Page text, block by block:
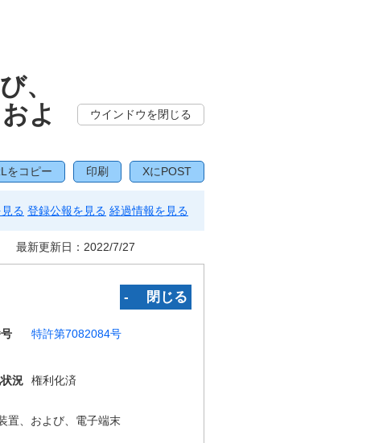
、
よ
ウインドウを閉じる
をコピー 印刷 XにPOST
る 登録公報を見る 経過情報を見る
最新更新日： 2022/7/27
‐ 閉じる
特許第7082084号
況 権利化済
置、および、電子端末